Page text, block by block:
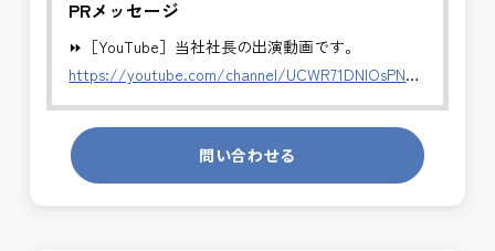
✅CM業務（コンストラクション・マネジメント）
・発注者の立場で、工事全体の管理・統括を行いま
す。
・工事費・工程・品質・安全の総合管理
・施工計画および設計変更内容の確認
PRメッセージ
⏩［YouTube］当社社長の出演動画です。
https://youtube.com/channel/
発注者側の立場で業務を行う、やりがいのあるお仕
事です。
長期的にお仕事が出来る方を募集しております。
問い合わせる